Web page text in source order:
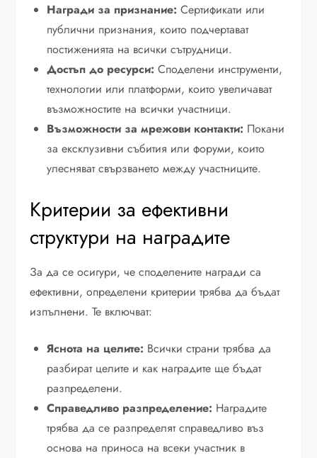
Награди за признание: Сертификати или
публични признания, които подчертават
постиженията на всички сътрудници.
Достъп до ресурси: Споделени инструменти,
технологии или платформи, които увеличават
възможностите на всички участници.
Възможности за мрежови контакти: Покани
за ексклузивни събития или форуми, които
улесняват свързването между участниците.
Критерии за ефективни
структури на наградите
За да се осигури, че споделените награди са
ефективни, определени критерии трябва да бъдат
изпълнени. Те включват:
Яснота на целите: Всички страни трябва да
разбират целите и как наградите ще бъдат
разпределени.
Справедливо разпределение: Наградите
трябва да се разпределят справедливо въз
основа на приноса на всеки участник в